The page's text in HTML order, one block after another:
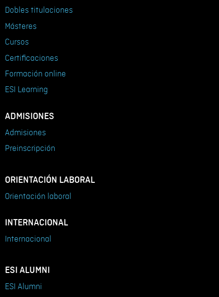
Dobles titulaciones
Másteres
Cursos
Certificaciones
Formación online
ESI Learning
ADMISIONES
Admisiones
Preinscripción
ORIENTACIÓN LABORAL
Orientación laboral
INTERNACIONAL
Internacional
ESI ALUMNI
ESI Alumni